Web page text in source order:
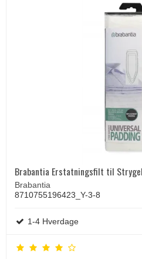
Brabantia Erstatningsfilt til
Brabantia
8710755196423_Y-3-8
1-4 Hverdage